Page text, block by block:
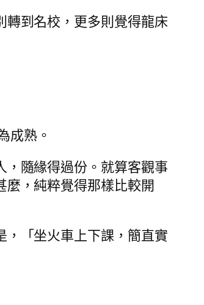
到名校，更多則覺得龍床
成熟。
隨緣得過份。就算客觀事
麼，純粹覺得那樣比較開
「坐火車上下課，簡直實